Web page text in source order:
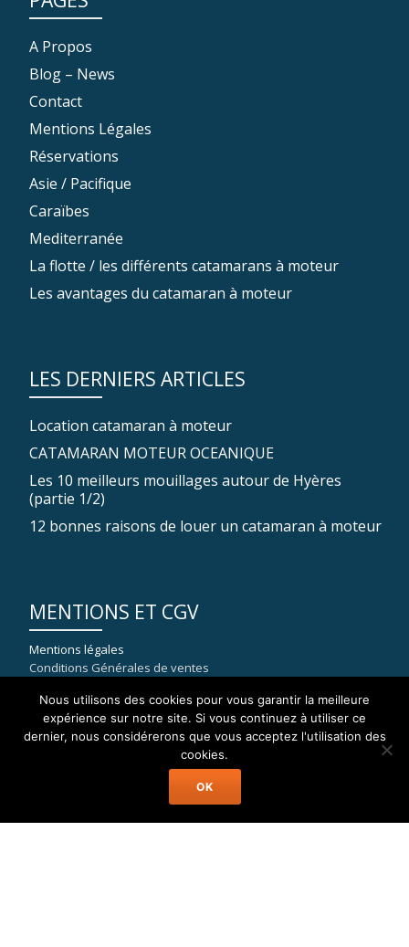
A Propos
Blog – News
Contact
Mentions Légales
Réservations
Asie / Pacifique
Caraïbes
Mediterranée
La flotte / les différents catamarans à moteur
Les avantages du catamaran à moteur
LES DERNIERS ARTICLES
Location catamaran à moteur
CATAMARAN MOTEUR OCEANIQUE
Les 10 meilleurs mouillages autour de Hyères
(partie 1/2)
12 bonnes raisons de louer un catamaran à moteur
MENTIONS ET CGV
Mentions légales
Conditions Générales de ventes
83400 HYERES
Nous utilisons des cookies pour vous garantir la meilleure
expérience sur notre site. Si vous continuez à utiliser ce
dernier, nous considérerons que vous acceptez l'utilisation des
cookies.
OK